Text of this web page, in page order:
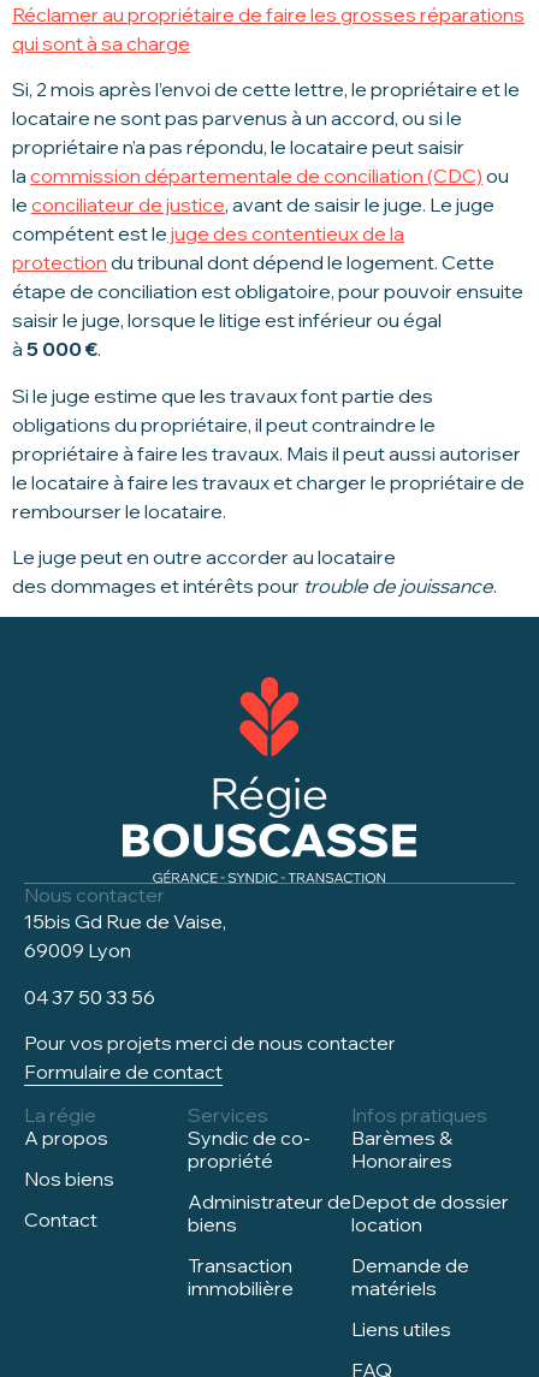
Réclamer au propriétaire de faire les grosses réparations
qui sont à sa charge
Si, 2 mois après l’envoi de cette lettre, le propriétaire et le
locataire ne sont pas parvenus à un accord, ou si le
propriétaire n’a pas répondu, le locataire peut saisir
la commission départementale de conciliation (CDC) ou
le conciliateur de justice, avant de saisir le juge. Le juge
compétent est le juge des contentieux de la
protection du tribunal dont dépend le logement. Cette
étape de conciliation est obligatoire, pour pouvoir ensuite
saisir le juge, lorsque le litige est inférieur ou égal
à 5 000 €.
Si le juge estime que les travaux font partie des
obligations du propriétaire, il peut contraindre le
propriétaire à faire les travaux. Mais il peut aussi autoriser
le locataire à faire les travaux et charger le propriétaire de
rembourser le locataire.
Le juge peut en outre accorder au locataire
des dommages et intérêts pour trouble de jouissance.
Nous contacter
15bis Gd Rue de Vaise,
69009 Lyon
04 37 50 33 56
Pour vos projets merci de nous contacter
Formulaire de contact
La régie
A propos
Nos biens
Contact
Services
Syndic de co-
propriété
Administrateur de
biens
Transaction
immobilière
Infos pratiques
Barèmes &
Honoraires
Depot de dossier
location
Demande de
matériels
Liens utiles
FAQ